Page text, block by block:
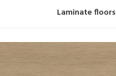
Laminate floors